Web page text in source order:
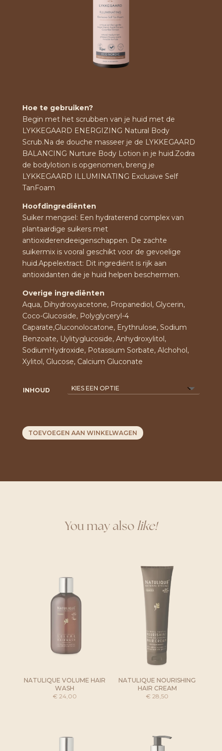
Hoe te gebruiken?
Begin met het scrubben van je huid met de
LYKKEGAARD ENERGIZING Natural Body
Scrub.Na de douche masseer je de LYKKEGAARD
BALANCING Nurture Body Lotion in je huid.Zodra
de bodylotion is opgenomen, breng je
LYKKEGAARD ILLUMINATING Exclusive Self
TanFoam
Hoofdingrediënten
Suiker mengsel: Een hydraterend complex van
plantaardige suikers met
antioxiderendeeigenschappen. De zachte
suikermix is vooral geschikt voor de gevoelige
huid.Appelextract: Dit ingrediënt is rijk aan
antioxidanten die je huid helpen beschermen.
Overige ingrediënten
Aqua, Dihydroxyacetone, Propanediol, Glycerin,
Coco-Glucoside, Polyglyceryl-4
Caparate,Gluconolocatone, Erythrulose, Sodium
Benzoate, Uylityglucoside, Anhydroxylitol,
SodiumHydroxide, Potassium Sorbate, Alchohol,
Xylitol, Glucose, Calcium Gluconate
INHOUD
TOEVOEGEN AAN WINKELWAGEN
You may alsolike!
NATULIQUE VOLUME HAIR
WASH
€ 24,00
NATULIQUE NOURISHING
HAIR CREAM
€ 28,50